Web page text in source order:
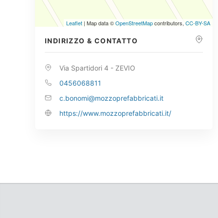
Leaflet| Map data ©OpenStreetMapcontributors, CC-BY-SA
INDIRIZZO & CONTATTO
Via Spartidori 4 - ZEVIO
0456068811
c.bonomi@mozzoprefabbricati.it
https://www.mozzoprefabbricati.it/